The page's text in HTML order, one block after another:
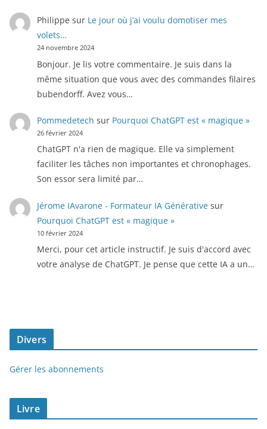
Philippe sur Le jour où j’ai voulu domotiser mes
volets…
24 novembre 2024
Bonjour. Je lis votre commentaire. Je suis dans la
même situation que vous avec des commandes filaires
bubendorff. Avez vous…
Pommedetech sur Pourquoi ChatGPT est « magique »
26 février 2024
ChatGPT n'a rien de magique. Elle va simplement
faciliter les tâches non importantes et chronophages.
Son essor sera limité par…
Jérome IAvarone - Formateur IA Générativesur
Pourquoi ChatGPT est « magique »
10 février 2024
Merci, pour cet article instructif. Je suis d'accord avec
votre analyse de ChatGPT. Je pense que cette IA a un…
Divers
Gérer les abonnements
Livre